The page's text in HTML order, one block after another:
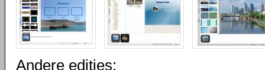
Andere edities: